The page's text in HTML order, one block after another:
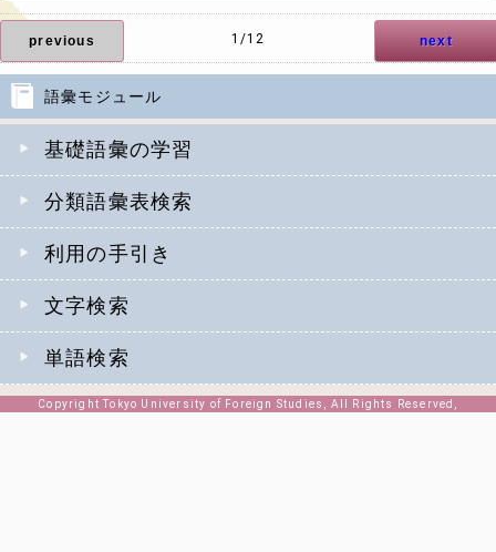
語彙モジュール
基礎語彙の学習
分類語彙表検索
利用の手引き
文字検索
単語検索
previous next
1/12
Copyright Tokyo University of Foreign Studies, All Rights Reserved,